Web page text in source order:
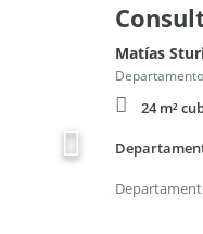
Matías
24 m²